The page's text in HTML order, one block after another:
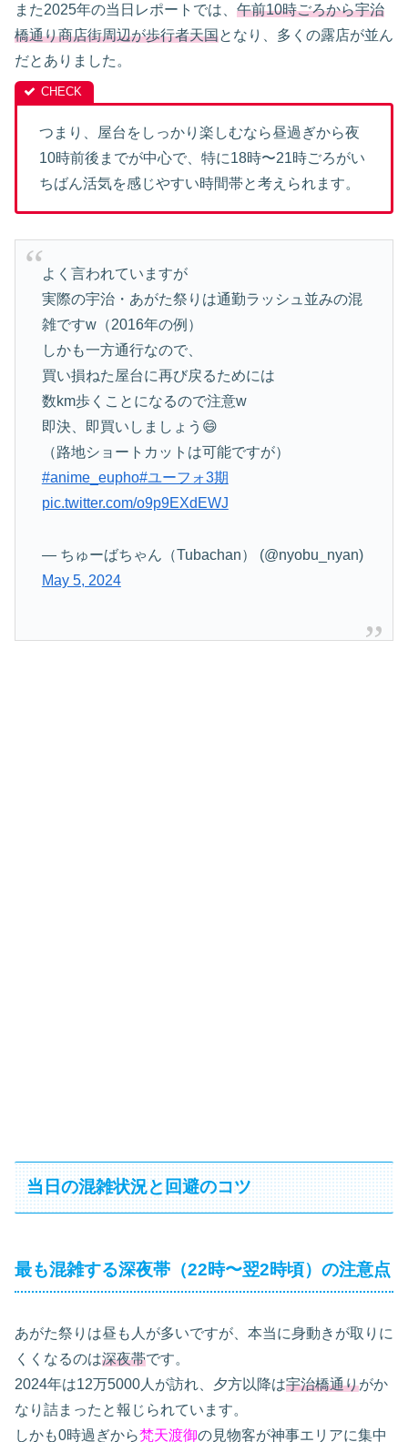
また2025年の当日レポートでは、 午前10時ごろから宇治
橋通り商店街周辺が歩行者天国となり、多くの露店が並ん
だとありました。
つまり、屋台をしっかり楽しむなら昼過ぎから夜
10時前後までが中心で、特に18時〜21時ごろがい
ちばん活気を感じやすい時間帯と考えられます。
よく言われていますが
実際の宇治・あがた祭りは通勤ラッシュ並みの混
雑ですw（2016年の例）
しかも一方通行なので、
買い損ねた屋台に再び戻るためには
数km歩くことになるので注意w
即決、即買いしましょう😄
（路地ショートカットは可能ですが）
#anime_eupho#ユーフォ3期
pic.twitter.com/o9p9EXdEWJ
— ちゅーばちゃん（Tubachan） (@nyobu_nyan)
May 5, 2024
当日の混雑状況と回避のコツ
最も混雑する深夜帯（22時〜翌2時頃）の注意点
あがた祭りは昼も人が多いですが、本当に身動きが取りに
くくなるのは深夜帯です。
2024年は12万5000人が訪れ、夕方以降は宇治橋通りがか
なり詰まったと報じられています。
しかも0時過ぎから梵天渡御の見物客が神事エリアに集中